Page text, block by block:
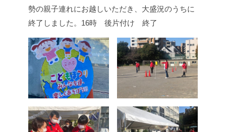
勢の親子連れにお越しいただき、大盛況のうちに
終了しました。 16時 後片付け 終了